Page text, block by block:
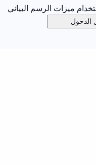
ميزات الرسم البياني
الدخول